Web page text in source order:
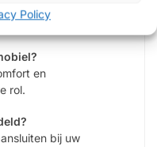
Policy
biedt
en
rol.
bij uw